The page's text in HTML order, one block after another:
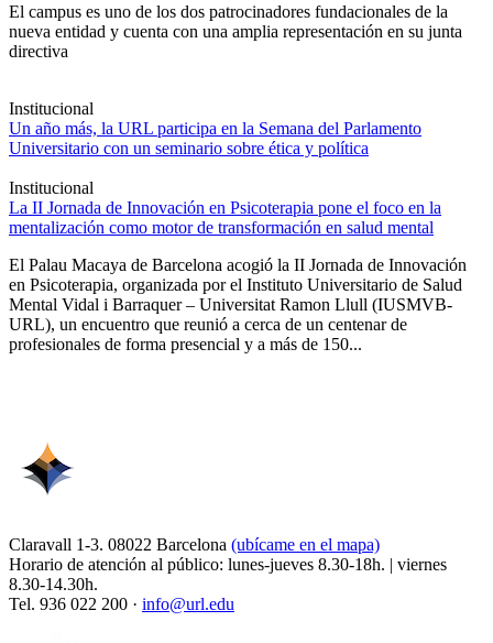
El campus es uno de los dos patrocinadores fundacionales de la
nueva entidad y cuenta con una amplia representación en su junta
directiva
Institucional
Un año más, la URL participa en la Semana del Parlamento
Universitario con un seminario sobre ética y política
Institucional
La II Jornada de Innovación en Psicoterapia pone el foco en la
mentalización como motor de transformación en salud mental
El Palau Macaya de Barcelona acogió la II Jornada de Innovación
en Psicoterapia, organizada por el Instituto Universitario de Salud
Mental Vidal i Barraquer – Universitat Ramon Llull (IUSMVB-
URL), un encuentro que reunió a cerca de un centenar de
profesionales de forma presencial y a más de 150...
Claravall 1-3. 08022 Barcelona (ubícame en el mapa)
Horario de atención al público: lunes-jueves 8.30-18h. | viernes
8.30-14.30h.
Tel. 936 022 200 · info@url.edu